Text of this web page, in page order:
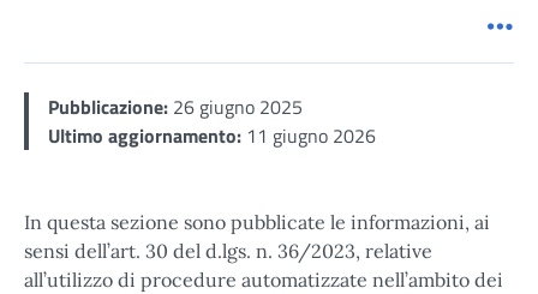
Pubblicazione: 26 giugno 2025
Ultimo aggiornamento: 11 giugno 2026
In questa sezione sono pubblicate le informazioni, ai
sensi dell’art. 30 del d.lgs. n. 36/2023, relative
all’utilizzo di procedure automatizzate nell’ambito dei